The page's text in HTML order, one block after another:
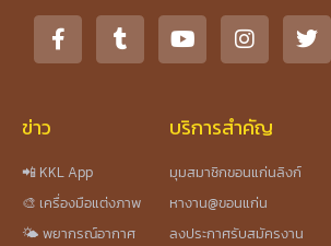
ข่าว
📲 KKL App
🎨 เครื่องมือแต่งภาพ
🌤️ พยากรณ์อากาศ
บริการสำคัญ
มุมสมาชิกขอนแก่นลิงก์
หางาน@ขอนแก่น
ลงประกาศรับสมัครงาน